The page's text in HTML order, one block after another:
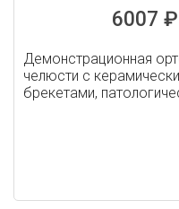
6007 ₽
Демонстрационная
челюсти с
брекетами,